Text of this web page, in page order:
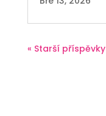
« Starší příspěvky